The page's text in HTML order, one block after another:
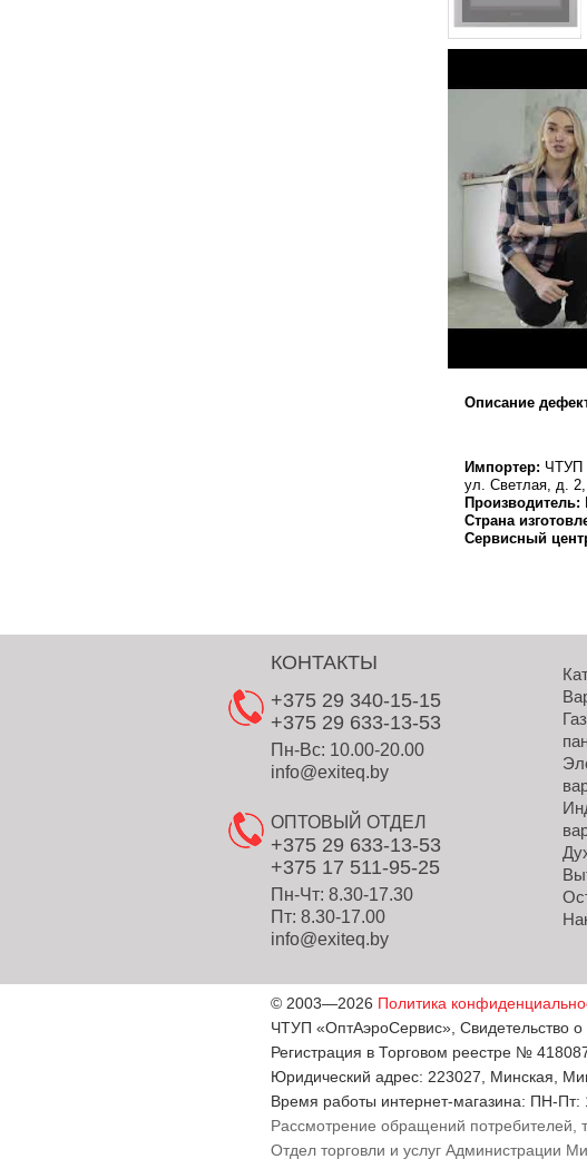
Описание
Импортер: ЧТУП
ул. Светлая, д.
Производитель:
Страна
Сервисный
КОНТАКТЫ
+375 29 340-15-15
+375 29 633-13-53
Пн-Вс: 10.00-20.00
info@exiteq.by
ОПТОВЫЙ ОТДЕЛ
+375 29 633-13-53
+375 17 511-95-25
Пн-Чт: 8.30-17.30
Пт: 8.30-17.00
info@exiteq.by
© 2003—2026 Политика
ЧТУП «ОптАэроСервис», Свидетельство
Регистрация в Торговом реестре №
Юридический адрес: 223027, Минская,
Время работы интернет-магазина: ПН-
Рассмотрение обращений потребителей,
Отдел торговли и услуг Администрации